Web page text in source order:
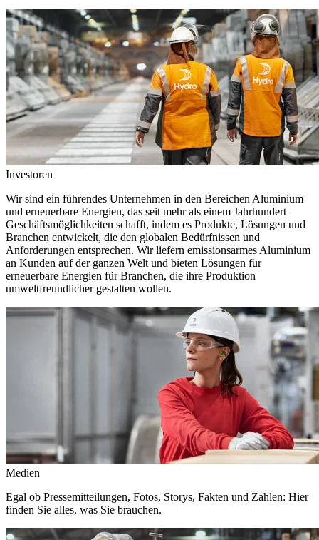
Investoren
Wir sind ein führendes Unternehmen in den Bereichen Aluminium
und erneuerbare Energien, das seit mehr als einem Jahrhundert
Geschäftsmöglichkeiten schafft, indem es Produkte, Lösungen und
Branchen entwickelt, die den globalen Bedürfnissen und
Anforderungen entsprechen. Wir liefern emissionsarmes Aluminium
an Kunden auf der ganzen Welt und bieten Lösungen für
erneuerbare Energien für Branchen, die ihre Produktion
umweltfreundlicher gestalten wollen.
Medien
Egal ob Pressemitteilungen, Fotos, Storys, Fakten und Zahlen: Hier
finden Sie alles, was Sie brauchen.